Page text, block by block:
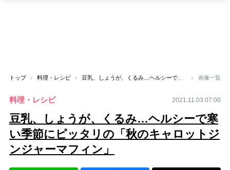
トップ 料理・レシピ 豆乳、しょうが、くるみ…ヘルシーで寒い季節にピッタリの「秋のキャロットジンジャーマフィン」 画像一覧
料理・レシピ 2021.11.03 07:00
豆乳、しょうが、くるみ…ヘルシーで寒
い季節にピッタリの「秋のキャロットジ
ンジャーマフィン」